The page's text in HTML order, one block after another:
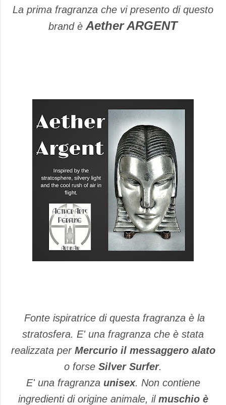
La prima fragranza che vi presento di questo
brand è Aether ARGENT
Fonte ispiratrice di questa fragranza è la
stratosfera. E' una fragranza che è stata
realizzata per Mercurio il messaggero alato
o forse Silver Surfer.
E' una fragranzaunisex. Non contiene
ingredienti di origine animale, il muschio è